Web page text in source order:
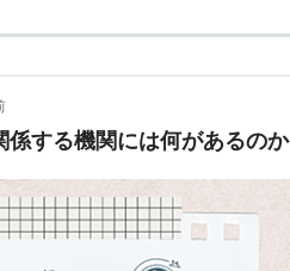
係する機関には何があるのか